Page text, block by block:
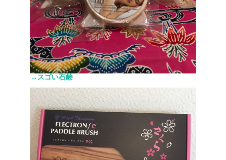
→スゴい石鹸